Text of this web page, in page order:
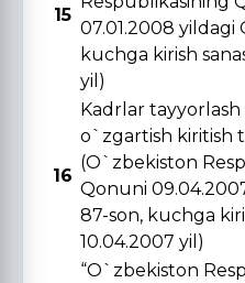
15
07.01.2008 yildagi
kuchga kirish
yil)
16
Kadrlar
o`zgartish kiritish
(O`zbekiston
Qonuni
87-son, kuchga
10.04.2007 yil)
“O`zbekiston